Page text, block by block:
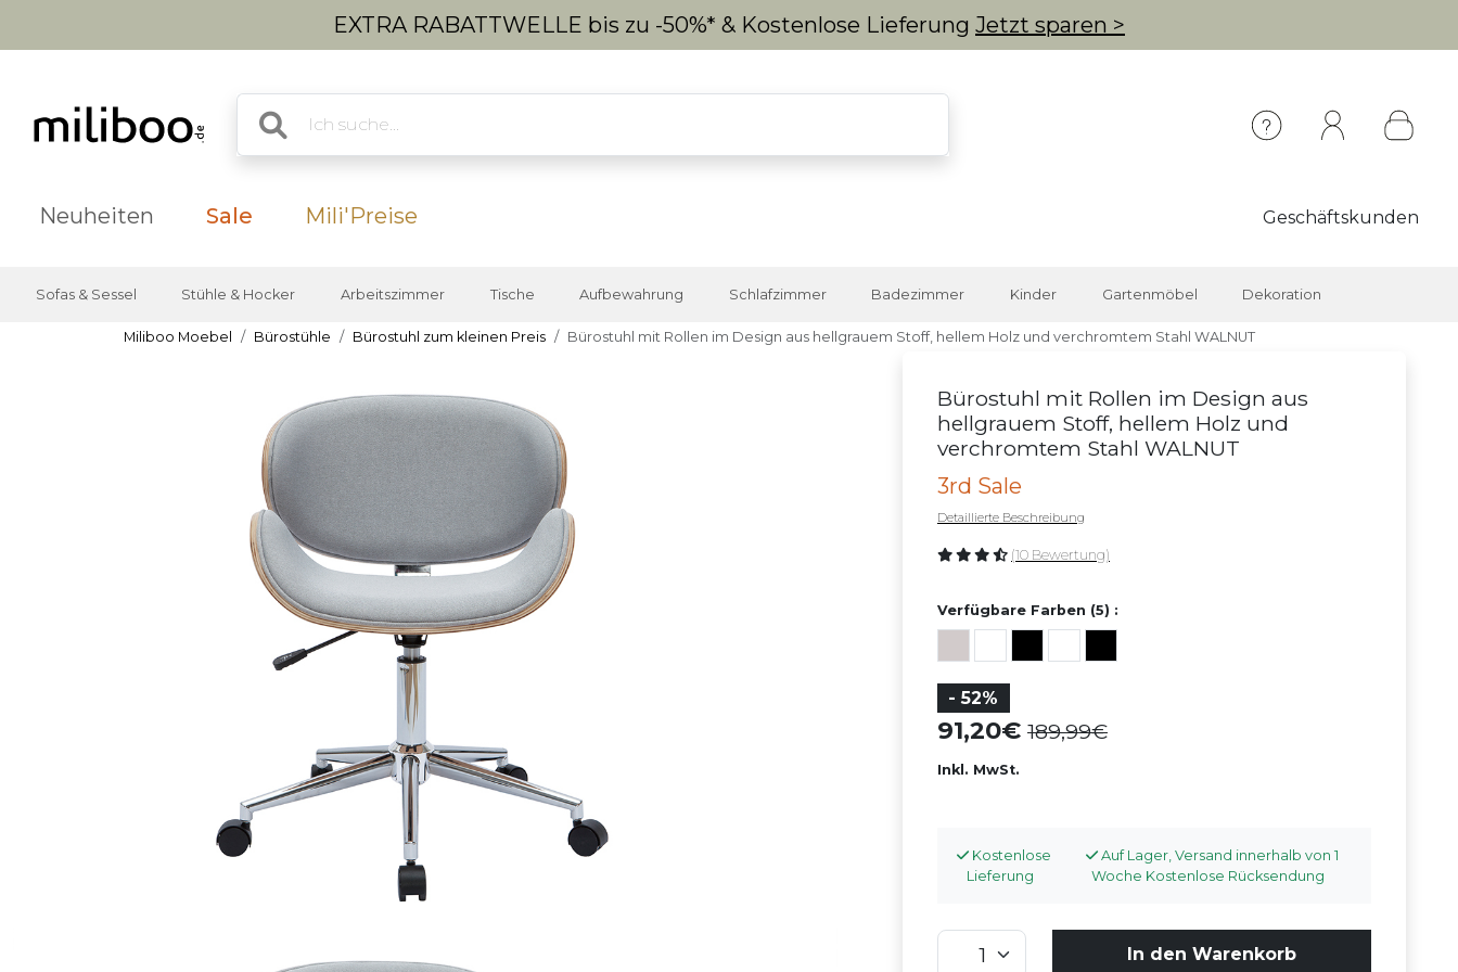
EXTRA RABATTWELLE bis zu -50%* & Kostenlose Lieferung Jetzt sparen >
Neuheiten Sale Mili'Preise Geschäftskunden
Sofas & Sessel Stühle & Hocker Arbeitszimmer Tische Aufbewahrung Schlafzimmer Badezimmer Kinder Gartenmöbel Dekoration
Miliboo Moebel Bürostühle Bürostuhl zum kleinen Preis Bürostuhl mit Rollen im Design aus hellgrauem Stoff, hellem Holz und verchromtem Stahl WALNUT
Bürostuhl mit Rollen im Design aus
hellgrauem Stoff, hellem Holz und
verchromtem Stahl WALNUT
3rd Sale
Detaillierte Beschreibung
(10 Bewertung)
Verfügbare Farben (5) :
- 52%
91,20 189,99
Inkl. MwSt.
Kostenlose
Lieferung
Auf Lager, Versand innerhalb von 1
Woche Kostenlose Rücksendung
In den Warenkorb